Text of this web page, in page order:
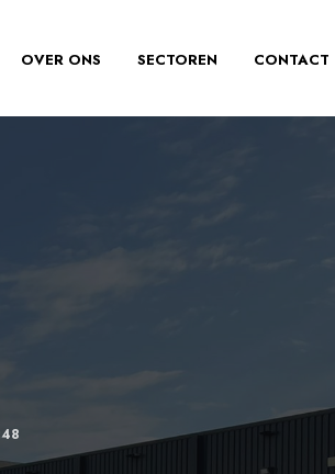
OVER ONS SECTOREN CONTACT